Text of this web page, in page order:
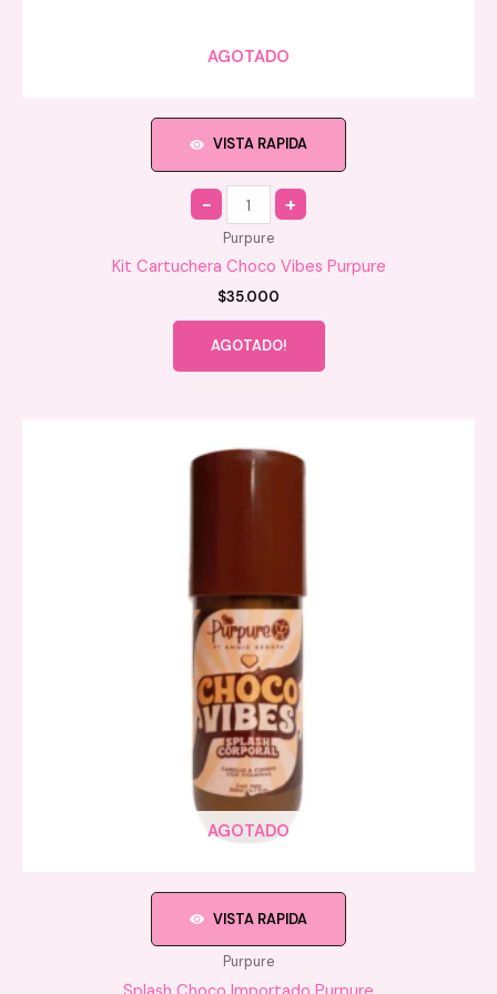
AGOTADO
VISTA RAPIDA
Quantity
Purpure
Kit Cartuchera Choco Vibes Purpure
$35.000
AGOTADO!
AGOTADO
VISTA RAPIDA
Purpure